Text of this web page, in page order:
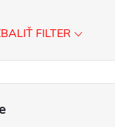
FILTER